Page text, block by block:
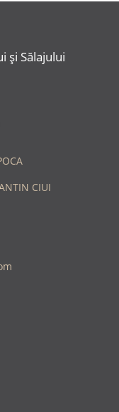
și Sălajului
CIUI